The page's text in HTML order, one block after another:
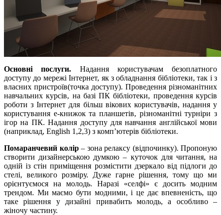
Основні послуги. Надання користувачам безоплатного
доступу до мережі Інтернет, як з обладнання бібліотеки, так і з
власних пристроїв(точка доступу). Проведення різноманітних
навчальних курсів, на базі ПК бібліотеки, проведення курсів
роботи з Інтернет для більш вікових користувачів, надання у
користування е-книжок та планшетів, різноманітні турніри з
ігор на ПК. Надання доступу для навчання англійської мови
(наприклад, English 1,2,3) з комп’ютерів бібліотеки.
Помаранчевий колір– зона релаксу (відпочинку). Пропоную
створити дизайнерською думкою – куточок для читання, на
одній із стін приміщення розмістити дзеркало від підлоги до
стелі, великого розміру. Дуже гарне рішення, тому що ми
орієнтуємося на молодь. Наразі «селфі» є досить модним
трендом. Ми маємо бути модними, і це дає впевненість, що
таке рішення у дизайні привабить молодь, а особливо –
жіночу частину.